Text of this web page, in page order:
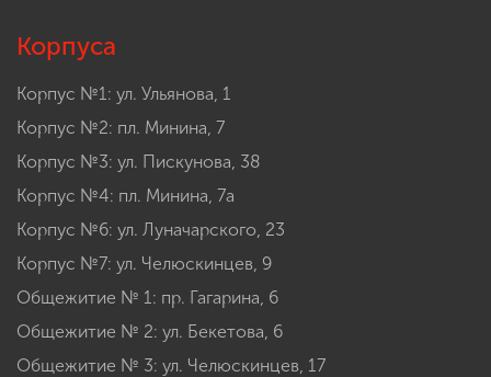
Корпуса
Корпус №1: ул. Ульянова, 1
Корпус №2: пл. Минина, 7
Корпус №3: ул. Пискунова, 38
Корпус №4: пл. Минина, 7а
Корпус №6: ул. Луначарского, 23
Корпус №7: ул. Челюскинцев, 9
Общежитие № 1: пр. Гагарина, 6
Общежитие № 2: ул. Бекетова, 6
Общежитие № 3: ул. Челюскинцев, 17